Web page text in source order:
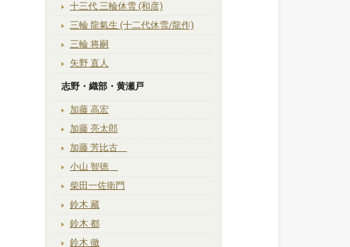
十三代 三輪休雪 (和彦)
三輪 龍氣生 (十二代休雪/龍作)
三輪 将嗣
矢野 直人
志野・織部・黄瀬戸
加藤 高宏
加藤 亮太郎
加藤 芳比古
小山 智徳
柴田一佐衛門
鈴木 藏
鈴木 都
鈴木 徹